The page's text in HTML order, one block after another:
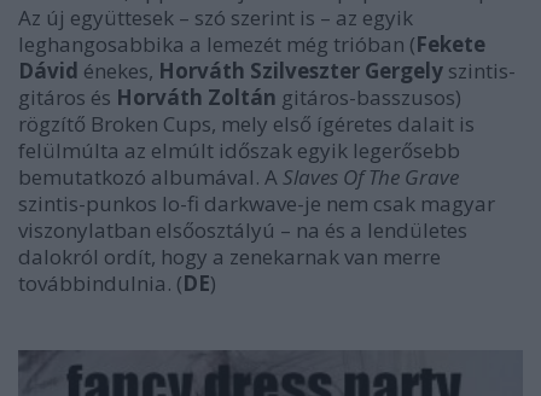
Az új együttesek – szó szerint is – az egyik
leghangosabbika a lemezét még trióban (Fekete
Dávid énekes, Horváth Szilveszter Gergely szintis-
gitáros és Horváth Zoltán gitáros-basszusos)
rögzítő Broken Cups, mely első ígéretes dalait is
felülmúlta az elmúlt időszak egyik legerősebb
bemutatkozó albumával. A Slaves Of The Grave
szintis-punkos lo-fi darkwave-je nem csak magyar
viszonylatban elsőosztályú – na és a lendületes
dalokról ordít, hogy a zenekarnak van merre
továbbindulnia. (DE)